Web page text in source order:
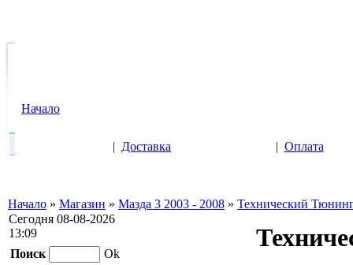
Начало
| Доставка | Оплата
Начало » Магазин » Мазда 3 2003 - 2008 » Технический
Сегодня 08-08-2026
13:09
Поиск
Ok